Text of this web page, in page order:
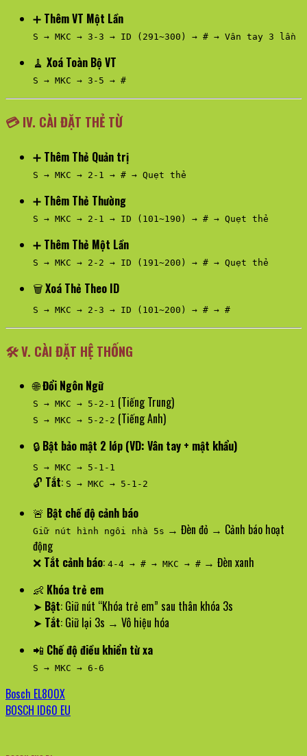
➕ Thêm VT Một Lần
S → MKC → 3-3 → ID (291~300) → # → Vân tay 3 lần
🧹 Xoá Toàn Bộ VT
S → MKC → 3-5 → #
💳IV. CÀI ĐẶT THẺ TỪ
➕ Thêm Thẻ Quản trị
S → MKC → 2-1 → # → Quẹt thẻ
➕ Thêm Thẻ Thường
S → MKC → 2-1 → ID (101~190) → # → Quẹt thẻ
➕ Thêm Thẻ Một Lần
S → MKC → 2-2 → ID (191~200) → # → Quẹt thẻ
🗑️Xoá Thẻ Theo ID
S → MKC → 2-3 → ID (101~200) → # → #
🛠️V. CÀI ĐẶT HỆ THỐNG
🌐Đổi Ngôn Ngữ
S → MKC → 5-2-1 (Tiếng Trung)
S → MKC → 5-2-2 (Tiếng Anh)
🔒 Bật bảo mật 2 lớp (VD: Vân tay + mật khẩu)
S → MKC → 5-1-1
🔓 Tắt: S → MKC → 5-1-2
🚨 Bật chế độ cảnh báo
Giữ nút hình ngôi nhà 5s → Đèn đỏ → Cảnh báo hoạt
động
❌ Tắt cảnh báo: 4-4 → # → MKC → # → Đèn xanh
👶 Khóa trẻ em
➤ Bật: Giữ nút “Khóa trẻ em” sau thân khóa 3s
➤ Tắt: Giữ lại 3s → Vô hiệu hóa
📲 Chế độ điều khiển từ xa
S → MKC → 6-6
Bosch EL800X
BOSCH ID60 EU